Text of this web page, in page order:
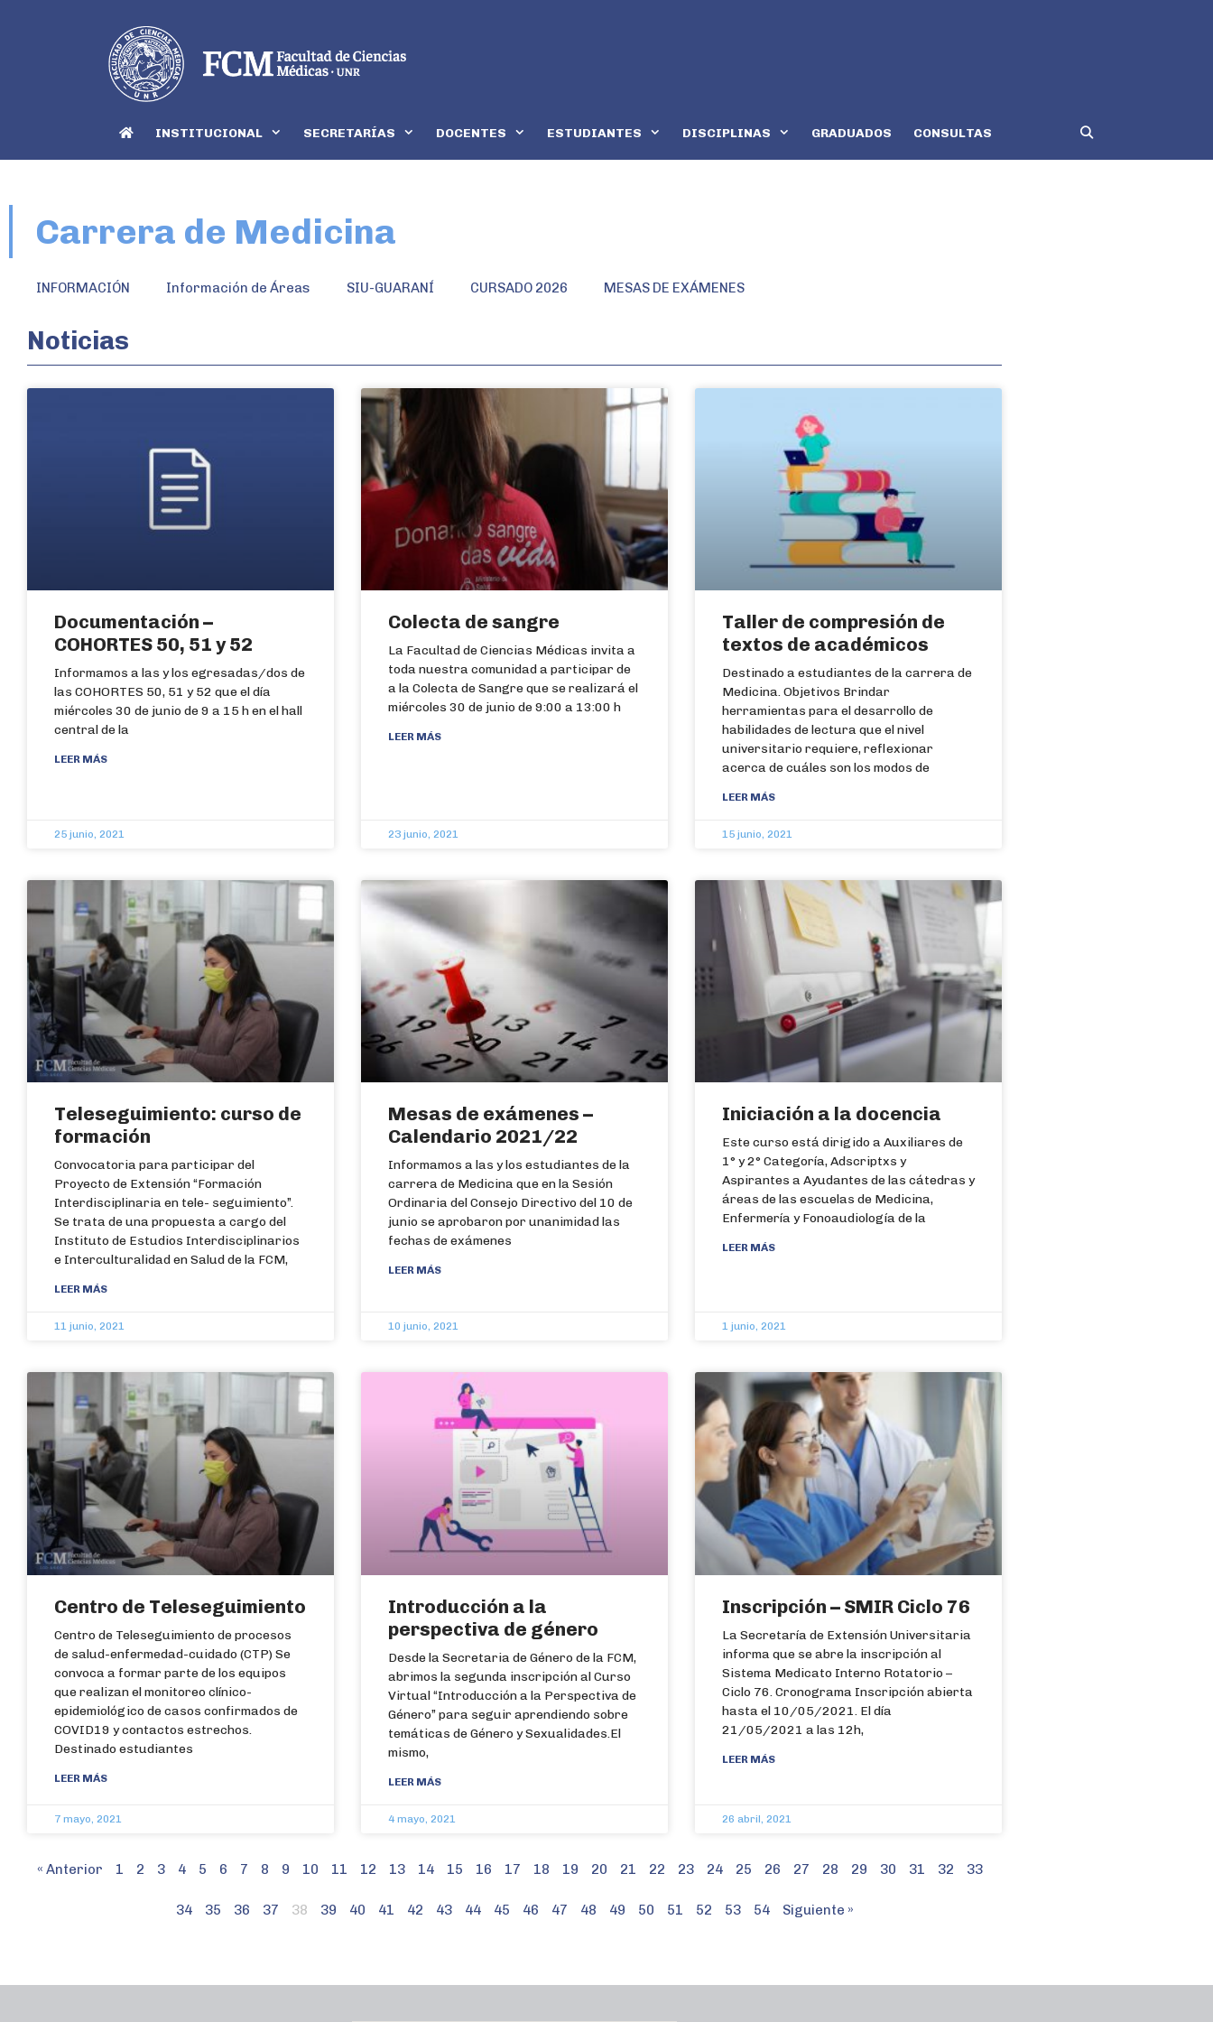
INSTITUCIONAL SECRETARÍAS DOCENTES ESTUDIANTES DISCIPLINAS GRADUADOS CONSULTAS
Carrera de Medicina
INFORMACIÓN Información de Áreas SIU-GUARANÍ CURSADO 2026 MESAS DE EXÁMENES
Noticias
Documentación –
COHORTES 50, 51 y 52
Informamos a las y los egresadas/dos de
las COHORTES 50, 51 y 52 que el día
miércoles 30 de junio de 9 a 15 h en el hall
central de la
LEER MÁS
25 junio, 2021
Colecta de sangre
La Facultad de Ciencias Médicas invita a
toda nuestra comunidad a participar de
a la Colecta de Sangre que se realizará el
miércoles 30 de junio de 9:00 a 13:00 h
LEER MÁS
23 junio, 2021
Taller de compresión de
textos de académicos
Destinado a estudiantes de la carrera de
Medicina. Objetivos Brindar
herramientas para el desarrollo de
habilidades de lectura que el nivel
universitario requiere, reflexionar
acerca de cuáles son los modos de
LEER MÁS
15 junio, 2021
Teleseguimiento: curso de
formación
Convocatoria para participar del
Proyecto de Extensión “Formación
Interdisciplinaria en tele- seguimiento”.
Se trata de una propuesta a cargo del
Instituto de Estudios Interdisciplinarios
e Interculturalidad en Salud de la FCM,
LEER MÁS
11 junio, 2021
Mesas de exámenes –
Calendario 2021/22
Informamos a las y los estudiantes de la
carrera de Medicina que en la Sesión
Ordinaria del Consejo Directivo del 10 de
junio se aprobaron por unanimidad las
fechas de exámenes
LEER MÁS
10 junio, 2021
Iniciación a la docencia
Este curso está dirigido a Auxiliares de
1° y 2° Categoría, Adscriptxs y
Aspirantes a Ayudantes de las cátedras y
áreas de las escuelas de Medicina,
Enfermería y Fonoaudiología de la
LEER MÁS
1 junio, 2021
Centro de Teleseguimiento
Centro de Teleseguimiento de procesos
de salud-enfermedad-cuidado (CTP) Se
convoca a formar parte de los equipos
que realizan el monitoreo clínico-
epidemiológico de casos confirmados de
COVID19 y contactos estrechos.
Destinado estudiantes
LEER MÁS
7 mayo, 2021
Introducción a la
perspectiva de género
Desde la Secretaria de Género de la FCM,
abrimos la segunda inscripción al Curso
Virtual “Introducción a la Perspectiva de
Género” para seguir aprendiendo sobre
temáticas de Género y Sexualidades.El
mismo,
LEER MÁS
4 mayo, 2021
Inscripción – SMIR Ciclo 76
La Secretaría de Extensión Universitaria
informa que se abre la inscripción al
Sistema Medicato Interno Rotatorio –
Ciclo 76. Cronograma Inscripción abierta
hasta el 10/05/2021. El día
21/05/2021 a las 12h,
LEER MÁS
26 abril, 2021
« Anterior 1 2 3 4 5 6 7 8 9 10 11 12 13 14 15 16 17 18 19 20 21 22 23 24 25 26 27 28 29 30 31 32 33
34 35 36 37 38 39 40 41 42 43 44 45 46 47 48 49 50 51 52 53 54 Siguiente »